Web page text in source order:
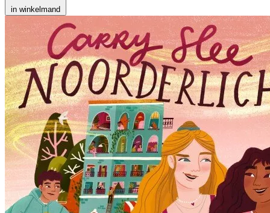
in winkelmand